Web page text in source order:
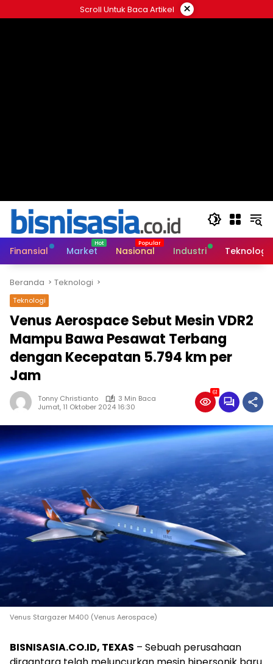
ke
Scroll Untuk Baca Artikel ×
Finansial Market Nasional Industri Teknologi
Beranda Teknologi
Teknologi
Venus Aerospace Sebut Mesin VDR2
Mampu Bawa Pesawat Terbang
dengan Kecepatan 5.794 km per
Jam
Tonny Christianto
3 Min Baca
Jumat, 11 Oktober 2024 16:30
61
Venus Stargazer M400 (Venus Aerospace)
BISNISASIA.CO.ID, TEXAS – Sebuah perusahaan